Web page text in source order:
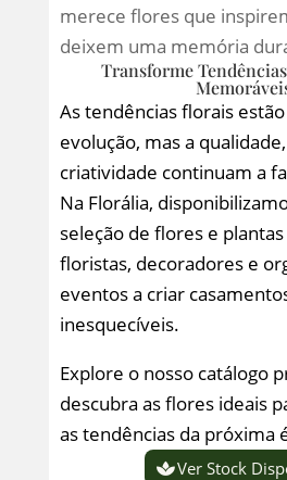
merece flores que
deixem uma memória
Transforme
As tendências florais
evolução, mas a
criatividade continuam a
Na Florália,
seleção de flores e
floristas, decoradores e
eventos a criar
inesquecíveis.
Explore o nosso catálogo
descubra as flores ideais
as tendências da próxima
Ver Stock